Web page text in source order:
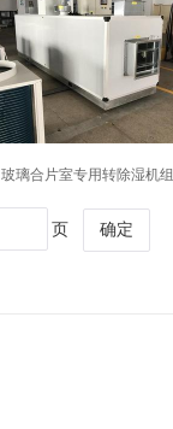
玻璃合片室专用转除湿机组
页 确定